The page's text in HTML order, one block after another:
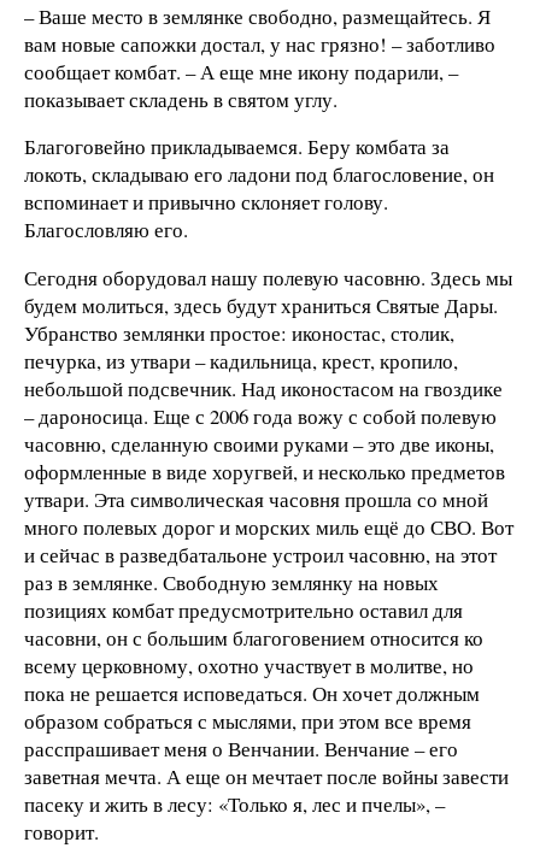
– Ваше место в землянке свободно, размещайтесь. Я
вам новые сапожки достал, у нас грязно! – заботливо
сообщает комбат. – А еще мне икону подарили, –
показывает складень в святом углу.
Благоговейно прикладываемся. Беру комбата за
локоть, складываю его ладони под благословение, он
вспоминает и привычно склоняет голову.
Благословляю его.
Сегодня оборудовал нашу полевую часовню. Здесь мы
будем молиться, здесь будут храниться Святые Дары.
Убранство землянки простое: иконостас, столик,
печурка, из утвари – кадильница, крест, кропило,
небольшой подсвечник. Над иконостасом на гвоздике
– дароносица. Еще с 2006 года вожу с собой полевую
часовню, сделанную своими руками – это две иконы,
оформленные в виде хоругвей, и несколько предметов
утвари. Эта символическая часовня прошла со мной
много полевых дорог и морских миль ещё до СВО. Вот
и сейчас в разведбатальоне устроил часовню, на этот
раз в землянке. Свободную землянку на новых
позициях комбат предусмотрительно оставил для
часовни, он с большим благоговением относится ко
всему церковному, охотно участвует в молитве, но
пока не решается исповедаться. Он хочет должным
образом собраться с мыслями, при этом все время
расспрашивает меня о Венчании. Венчание – его
заветная мечта. А еще он мечтает после войны завести
пасеку и жить в лесу: «Только я, лес и пчелы», –
говорит.